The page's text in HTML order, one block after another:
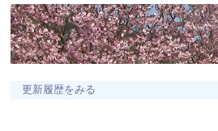
更新履歴をみる